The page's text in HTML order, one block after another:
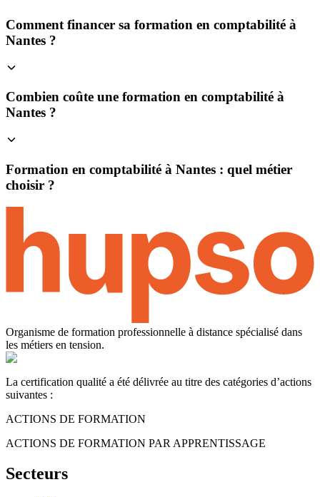
Comment financer sa formation en comptabilité à
Nantes ?
Combien coûte une formation en comptabilité à
Nantes ?
Formation en comptabilité à Nantes : quel métier
choisir ?
Organisme de formation professionnelle à distance spécialisé dans
les métiers en tension.
La certification qualité a été délivrée au titre des catégories d’actions
suivantes :
ACTIONS DE FORMATION
ACTIONS DE FORMATION PAR APPRENTISSAGE
Secteurs